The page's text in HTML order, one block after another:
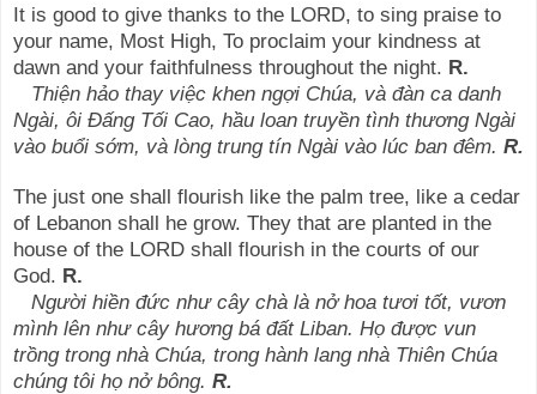
It is good to give thanks to the LORD, to sing praise to
your name, Most High, To proclaim your kindness at
dawn and your faithfulness throughout the night. R.
Thiện hảo thay việc khen ngợi Chúa, và đàn ca danh
Ngài, ôi Ðấng Tối Cao, hầu loan truyền tình thương Ngài
vào buổi sớm, và lòng trung tín Ngài vào lúc ban đêm. R.
The just one shall flourish like the palm tree, like a cedar
of Lebanon shall he grow. They that are planted in the
house of the LORD shall flourish in the courts of our
God. R.
Người hiền đức như cây chà là nở hoa tươi tốt, vươn
mình lên như cây hương bá đất Liban. Họ được vun
trồng trong nhà Chúa, trong hành lang nhà Thiên Chúa
chúng tôi họ nở bông. R.